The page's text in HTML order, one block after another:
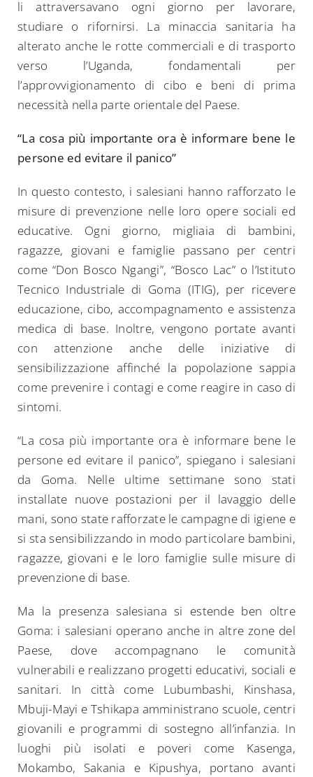
li attraversavano ogni giorno per lavorare,
studiare o rifornirsi. La minaccia sanitaria ha
alterato anche le rotte commerciali e di trasporto
verso l’Uganda, fondamentali per
l’approvvigionamento di cibo e beni di prima
necessità nella parte orientale del Paese.
“La cosa più importante ora è informare bene le
persone ed evitare il panico”
In questo contesto, i salesiani hanno rafforzato le
misure di prevenzione nelle loro opere sociali ed
educative. Ogni giorno, migliaia di bambini,
ragazze, giovani e famiglie passano per centri
come “Don Bosco Ngangi”, “Bosco Lac” o l’Istituto
Tecnico Industriale di Goma (ITIG), per ricevere
educazione, cibo, accompagnamento e assistenza
medica di base. Inoltre, vengono portate avanti
con attenzione anche delle iniziative di
sensibilizzazione affinché la popolazione sappia
come prevenire i contagi e come reagire in caso di
sintomi.
“La cosa più importante ora è informare bene le
persone ed evitare il panico”, spiegano i salesiani
da Goma. Nelle ultime settimane sono stati
installate nuove postazioni per il lavaggio delle
mani, sono state rafforzate le campagne di igiene e
si sta sensibilizzando in modo particolare bambini,
ragazze, giovani e le loro famiglie sulle misure di
prevenzione di base.
Ma la presenza salesiana si estende ben oltre
Goma: i salesiani operano anche in altre zone del
Paese, dove accompagnano le comunità
vulnerabili e realizzano progetti educativi, sociali e
sanitari. In città come Lubumbashi, Kinshasa,
Mbuji-Mayi e Tshikapa amministrano scuole, centri
giovanili e programmi di sostegno all’infanzia. In
luoghi più isolati e poveri come Kasenga,
Mokambo, Sakania e Kipushya, portano avanti